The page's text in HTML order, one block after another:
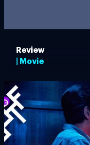
Review
| Movie